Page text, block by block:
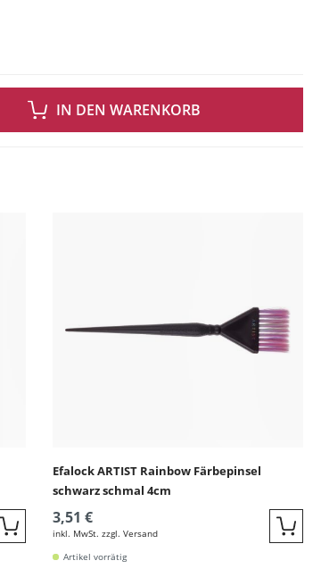
IN DEN WARENKORB
Quickbuy
Efalock ARTIST Rainbow Färbepinsel
schwarz schmal 4cm
3,51 €
inkl. MwSt. zzgl. Versand
Artikel vorrätig